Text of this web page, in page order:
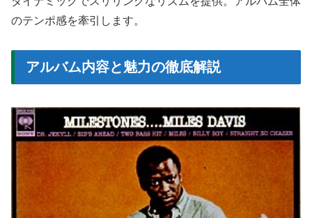
のテンポ感を牽引します。
アルバム内容と魅力の徹底解説